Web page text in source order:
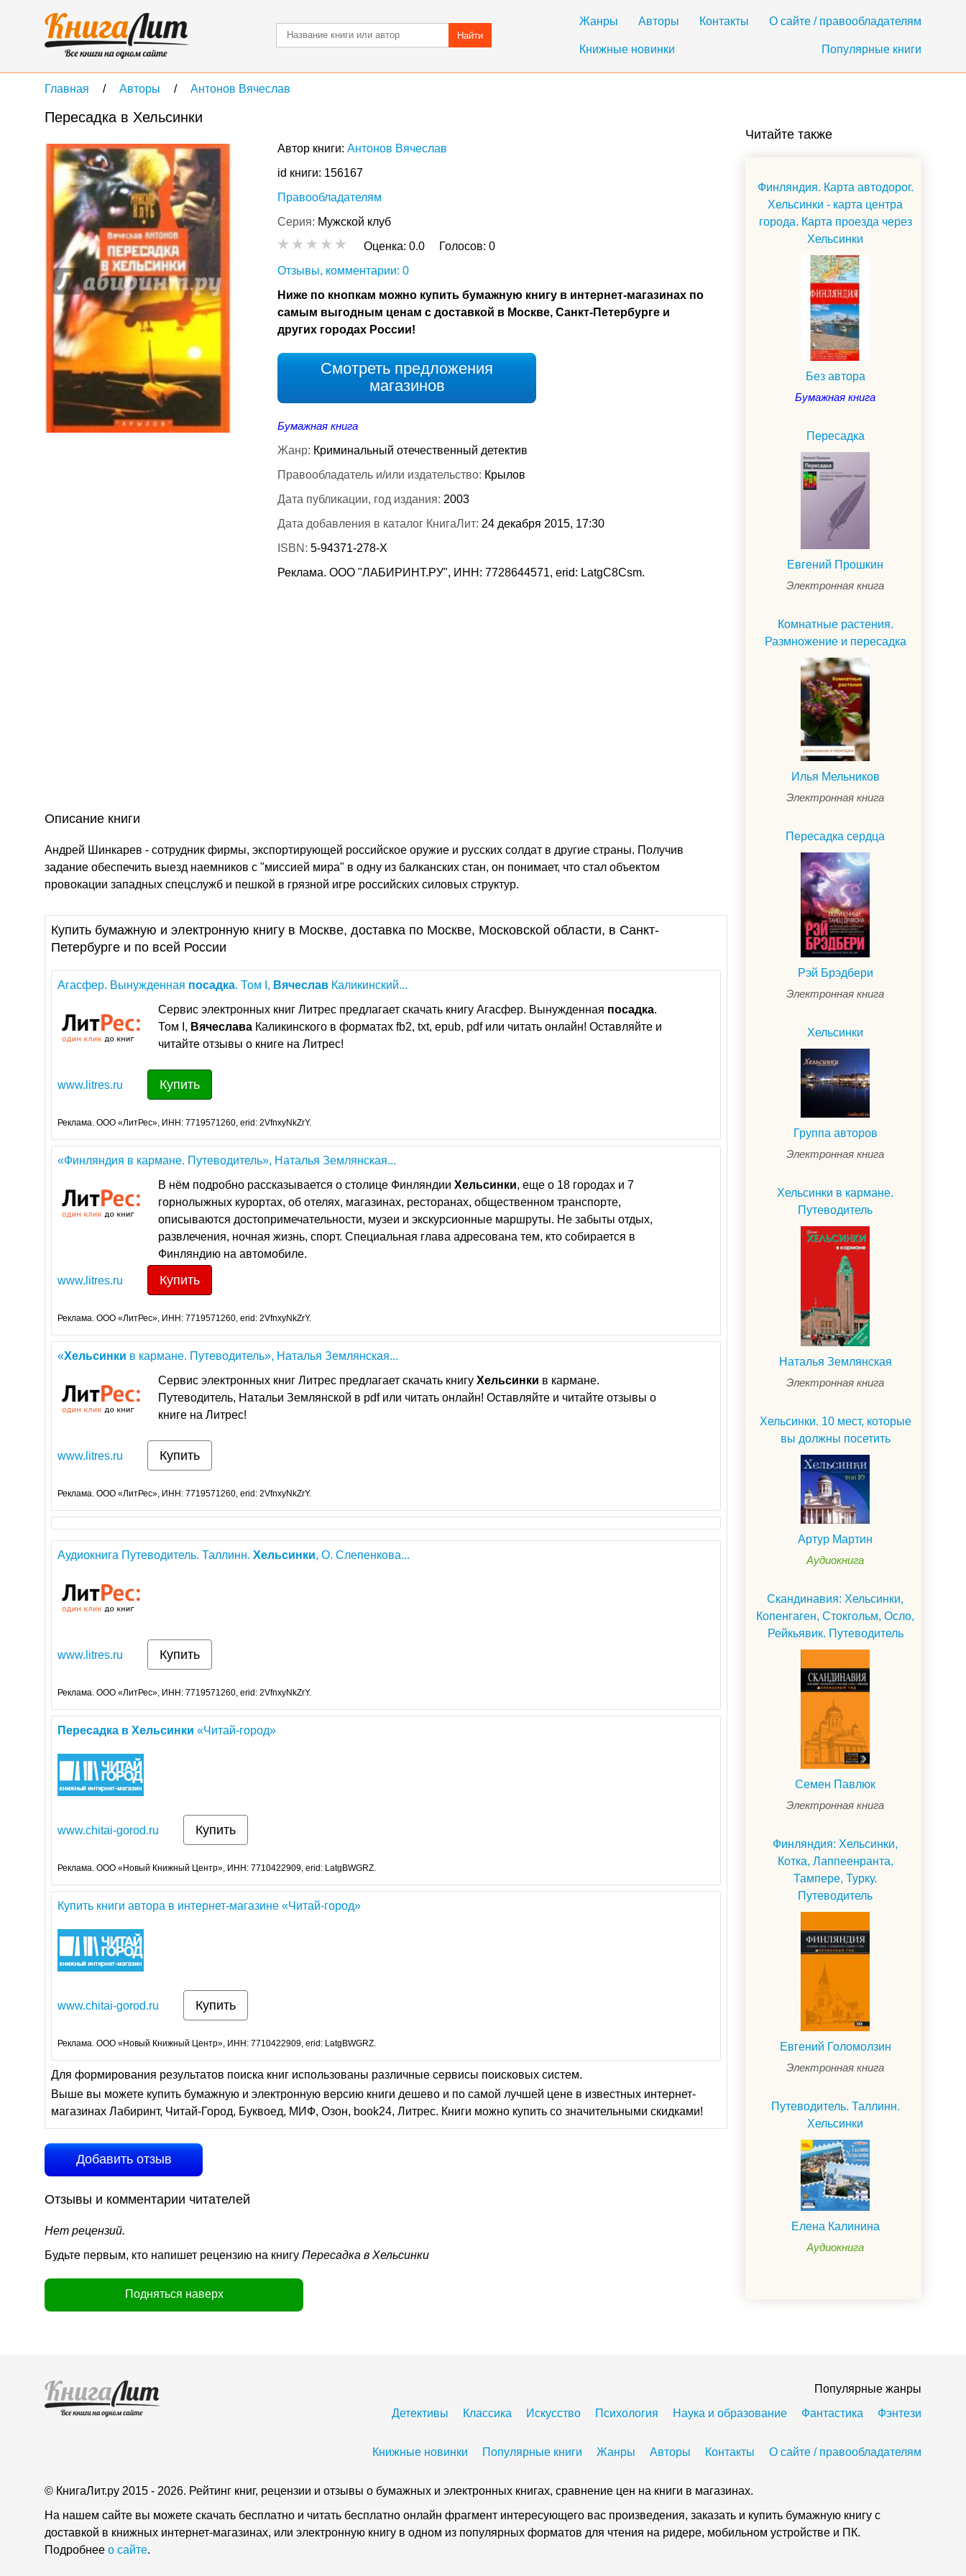
Жанры Авторы Контакты О сайте / правообладателям
Книжные новинки Популярные книги
Найти
Главная Авторы Антонов Вячеслав
Пересадка в Хельсинки
Автор книги: Антонов Вячеслав
id книги: 156167
Правообладателям
Серия: Мужской клуб
Оценка: 0.0 Голосов: 0
Отзывы, комментарии: 0
Ниже по кнопкам можно купить бумажную книгу в интернет-магазинах по
самым выгодным ценам с доставкой в Москве, Санкт-Петербурге и
других городах России!
Смотреть предложения
магазинов
Бумажная книга
Жанр: Криминальный отечественный детектив
Правообладатель и/или издательство: Крылов
Дата публикации, год издания: 2003
Дата добавления в каталог КнигаЛит: 24 декабря 2015, 17:30
ISBN: 5-94371-278-Х
Реклама. ООО "ЛАБИРИНТ.РУ", ИНН: 7728644571, erid: LatgC8Csm.
Описание книги
Андрей Шинкарев - сотрудник фирмы, экспортирующей российское оружие и русских солдат в другие страны. Получив
задание обеспечить выезд наемников с "миссией мира" в одну из балканских стан, он понимает, что стал объектом
провокации западных спецслужб и пешкой в грязной игре российских силовых структур.
Купить бумажную и электронную книгу в Москве, доставка по Москве, Московской области, в Санкт-
Петербурге и по всей России
Агасфер. Вынужденная посадка. Том I, Вячеслав Каликинский...
Сервис электронных книг Литрес предлагает скачать книгу Агасфер. Вынужденная посадка.
Том I, Вячеслава Каликинского в форматах fb2, txt, epub, pdf или читать онлайн! Оставляйте и
читайте отзывы о книге на Литрес!
www.litres.ru Купить
Реклама. ООО «ЛитРес», ИНН: 7719571260, erid: 2VfnxyNkZrY.
«Финляндия в кармане. Путеводитель», Наталья Землянская...
В нём подробно рассказывается о столице Финляндии Хельсинки, еще о 18 городах и 7
горнолыжных курортах, об отелях, магазинах, ресторанах, общественном транспорте,
описываются достопримечательности, музеи и экскурсионные маршруты. Не забыты отдых,
развлечения, ночная жизнь, спорт. Специальная глава адресована тем, кто собирается в
Финляндию на автомобиле.
www.litres.ru Купить
Реклама. ООО «ЛитРес», ИНН: 7719571260, erid: 2VfnxyNkZrY.
«Хельсинки в кармане. Путеводитель», Наталья Землянская...
Сервис электронных книг Литрес предлагает скачать книгу Хельсинки в кармане.
Путеводитель, Натальи Землянской в pdf или читать онлайн! Оставляйте и читайте отзывы о
книге на Литрес!
www.litres.ru Купить
Реклама. ООО «ЛитРес», ИНН: 7719571260, erid: 2VfnxyNkZrY.
Аудиокнига Путеводитель. Таллинн. Хельсинки, О. Слепенкова...
www.litres.ru Купить
Реклама. ООО «ЛитРес», ИНН: 7719571260, erid: 2VfnxyNkZrY.
Пересадка в Хельсинки «Читай-город»
www.chitai-gorod.ru Купить
Реклама. ООО «Новый Книжный Центр», ИНН: 7710422909, erid: LatgBWGRZ.
Купить книги автора в интернет-магазине «Читай-город»
www.chitai-gorod.ru Купить
Реклама. ООО «Новый Книжный Центр», ИНН: 7710422909, erid: LatgBWGRZ.
Для формирования результатов поиска книг использованы различные сервисы поисковых систем.
Выше вы можете купить бумажную и электронную версию книги дешево и по самой лучшей цене в известных интернет-
магазинах Лабиринт, Читай-Город, Буквоед, МИФ, Озон, book24, Литрес. Книги можно купить со значительными скидками!
Добавить отзыв
Отзывы и комментарии читателей
Нет рецензий.
Будьте первым, кто напишет рецензию на книгу Пересадка в Хельсинки
Подняться наверх
Читайте также
Финляндия. Карта автодорог.
Хельсинки - карта центра
города. Карта проезда через
Хельсинки
Без автора
Бумажная книга
Пересадка
Евгений Прошкин
Электронная книга
Комнатные растения.
Размножение и пересадка
Илья Мельников
Электронная книга
Пересадка сердца
Рэй Брэдбери
Электронная книга
Хельсинки
Группа авторов
Электронная книга
Хельсинки в кармане.
Путеводитель
Наталья Землянская
Электронная книга
Хельсинки. 10 мест, которые
вы должны посетить
Артур Мартин
Аудиокнига
Скандинавия: Хельсинки,
Копенгаген, Стокгольм, Осло,
Рейкьявик. Путеводитель
Семен Павлюк
Электронная книга
Финляндия: Хельсинки,
Котка, Лаппеенранта,
Тампере, Турку.
Путеводитель
Евгений Голомолзин
Электронная книга
Путеводитель. Таллинн.
Хельсинки
Елена Калинина
Аудиокнига
Популярные жанры
Детективы
Классика Искусство Психология Наука и образование Фантастика Фэнтези
Книжные новинки Популярные книги Жанры Авторы Контакты О сайте / правообладателям
© КнигаЛит.ру 2015 - 2026. Рейтинг книг, рецензии и отзывы о бумажных и электронных книгах, сравнение цен на книги в магазинах.
На нашем сайте вы можете скачать бесплатно и читать бесплатно онлайн фрагмент интересующего вас произведения, заказать и купить бумажную книгу с
доставкой в книжных интернет-магазинах, или электронную книгу в одном из популярных форматов для чтения на ридере, мобильном устройстве и ПК.
Подробнее о сайте.